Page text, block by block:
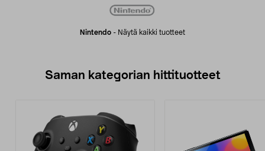
Nintendo - Näytä kaikki tuotteet
Saman kategorian hittituotteet